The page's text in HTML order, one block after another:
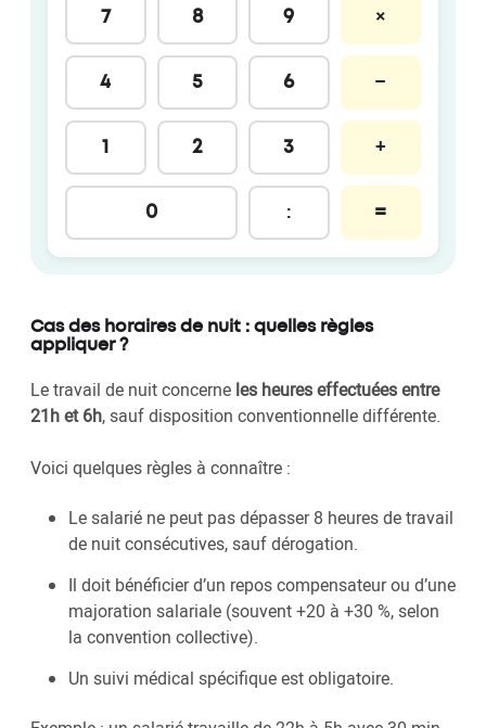
7 8 9 ×
4 5 6 −
1 2 3 +
0 : =
Cas des horaires de nuit : quelles règles
appliquer ?
Le travail de nuit concerne les heures effectuées entre
21h et 6h, sauf disposition conventionnelle différente.
Voici quelques règles à connaître :
Le salarié ne peut pas dépasser 8 heures de travail
de nuit consécutives, sauf dérogation.
Il doit bénéficier d’un repos compensateur ou d’une
majoration salariale (souvent +20 à +30 %, selon
la convention collective).
Un suivi médical spécifique est obligatoire.